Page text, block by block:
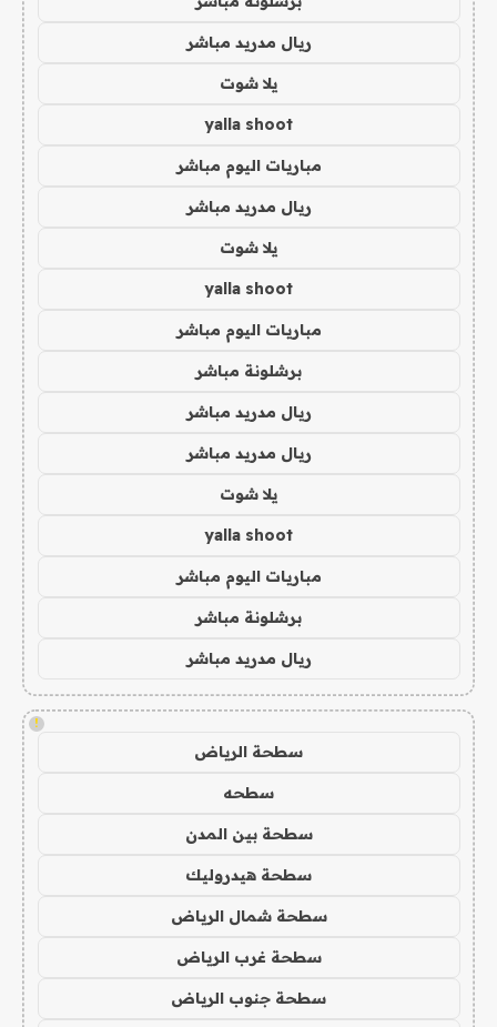
ريال مدريد مباشر
يلا شوت
yalla shoot
مباريات اليوم مباشر
ريال مدريد مباشر
يلا شوت
yalla shoot
مباريات اليوم مباشر
برشلونة مباشر
ريال مدريد مباشر
ريال مدريد مباشر
يلا شوت
yalla shoot
مباريات اليوم مباشر
برشلونة مباشر
ريال مدريد مباشر
!
سطحة الرياض
سطحه
سطحة بين المدن
سطحة هيدروليك
سطحة شمال الرياض
سطحة غرب الرياض
سطحة جنوب الرياض